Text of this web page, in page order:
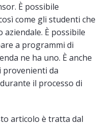
È possibile
come gli studenti che
È possibile
a programmi di
ne ha uno. È anche
provenienti da
il processo di
articolo è tratta dal